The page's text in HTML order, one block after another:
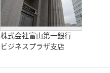
株式会社富山第一銀行
ビジネスプラザ支店